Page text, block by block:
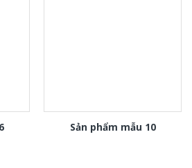
Sản phẩm mẫu 10